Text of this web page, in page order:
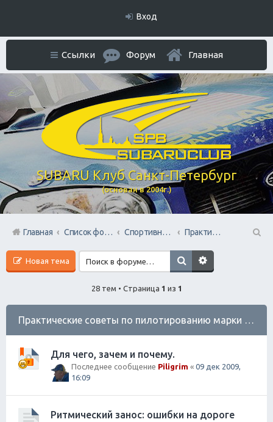
Вход
SUBARU Клуб Санкт-Петербург
(основан в 2004г.)
Ссылки Форум Главная
Главная Список форумов Спортивный раздел
Практические советы по пилотированию марки Субару
Новая тема
28 тем • Страница 1 из 1
Практические советы по пилотированию марки Субару
Для чего, зачем и почему.
Последнее сообщение Piligrim « 09 дек 2009,
16:09
Ритмический занос: ошибки на дороге